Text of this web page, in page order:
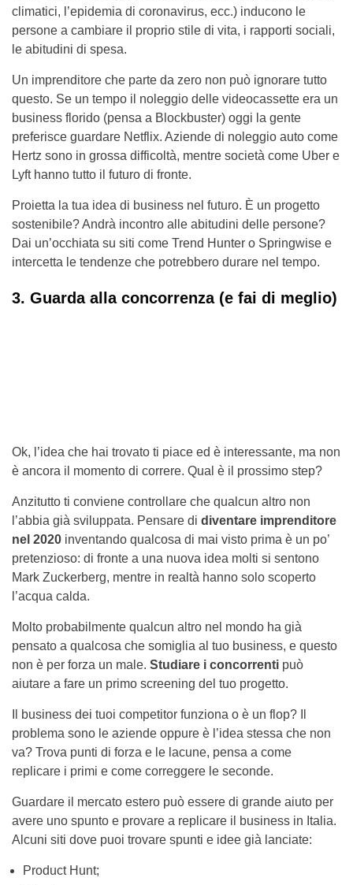
climatici, l’epidemia di coronavirus, ecc.) inducono le
persone a cambiare il proprio stile di vita, i rapporti sociali,
le abitudini di spesa.
Un imprenditore che parte da zero non può ignorare tutto
questo. Se un tempo il noleggio delle videocassette era un
business florido (pensa a Blockbuster) oggi la gente
preferisce guardare Netflix. Aziende di noleggio auto come
Hertz sono in grossa difficoltà, mentre società come Uber e
Lyft hanno tutto il futuro di fronte.
Proietta la tua idea di business nel futuro. È un progetto
sostenibile? Andrà incontro alle abitudini delle persone?
Dai un’occhiata su siti come Trend Hunter o Springwise e
intercetta le tendenze che potrebbero durare nel tempo.
3. Guarda alla concorrenza (e fai di meglio)
Ok, l’idea che hai trovato ti piace ed è interessante, ma non
è ancora il momento di correre. Qual è il prossimo step?
Anzitutto ti conviene controllare che qualcun altro non
l’abbia già sviluppata. Pensare di diventare imprenditore
nel 2020 inventando qualcosa di mai visto prima è un po’
pretenzioso: di fronte a una nuova idea molti si sentono
Mark Zuckerberg, mentre in realtà hanno solo scoperto
l’acqua calda.
Molto probabilmente qualcun altro nel mondo ha già
pensato a qualcosa che somiglia al tuo business, e questo
non è per forza un male. Studiare i concorrenti può
aiutare a fare un primo screening del tuo progetto.
Il business dei tuoi competitor funziona o è un flop? Il
problema sono le aziende oppure è l’idea stessa che non
va? Trova punti di forza e le lacune, pensa a come
replicare i primi e come correggere le seconde.
Guardare il mercato estero può essere di grande aiuto per
avere uno spunto e provare a replicare il business in Italia.
Alcuni siti dove puoi trovare spunti e idee già lanciate:
Product Hunt;